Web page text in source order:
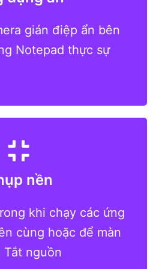
gián điệp ẩn bên
Notepad thực sự
Chỉnh sửa và lưu Ghi
bí mật bắt đầu bắn
trước mặt những
nền
khi chạy các ứng
cùng hoặc để màn
Tắt nguồn
một số video hoặc
màn hình thiết bị
lén ở chế độ nền;
ngờ khi sử dụng
thiết bị di động